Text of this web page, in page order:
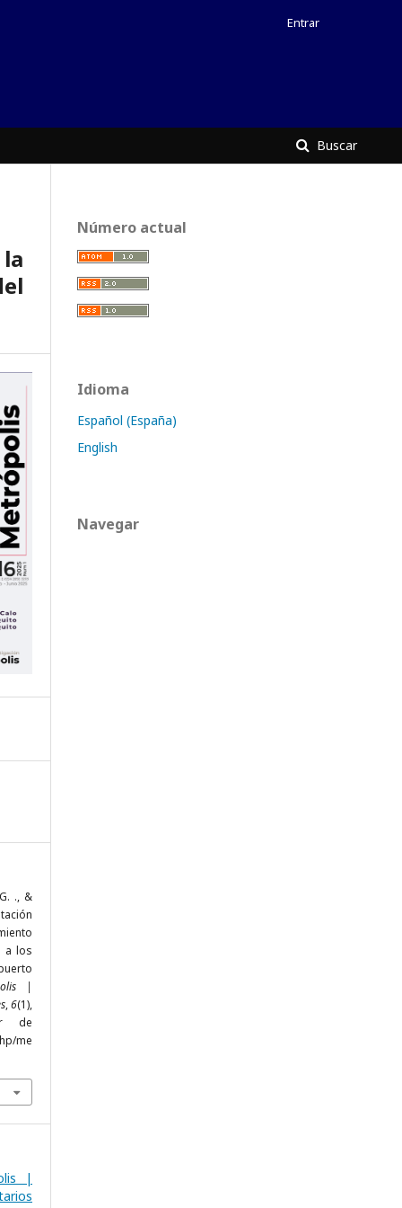
Buscar
Entrar
., &
a los
|
,6(1),
de
me
|
Número actual
Idioma
Español (España)
English
Navegar